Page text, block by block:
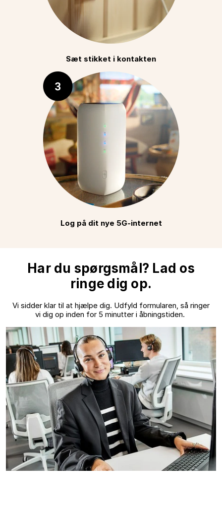
Sæt stikket i kontakten
Log på dit nye 5G-internet
Har du spørgsmål? Lad os
ringe dig op.
Vi sidder klar til at hjælpe dig. Udfyld formularen, så ringer
vi dig op inden for 5 minutter i åbningstiden.